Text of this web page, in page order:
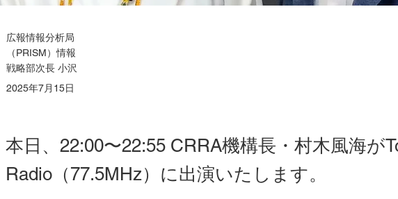
広報情報分析局
（PRISM）情報
戦略部次長 小沢
2025年7月15日
本日、22:00〜22:55 CRRA機構長・村木風海が
Radio（77.5MHz）に出演いたします。